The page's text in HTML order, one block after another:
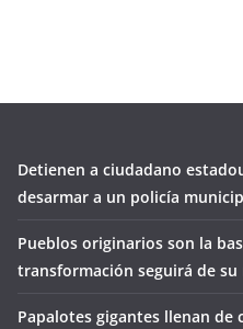
Detienen a ciudadano
desarmar a un policía
Pueblos originarios son la
transformación seguirá de su
Papalotes gigantes llenan de